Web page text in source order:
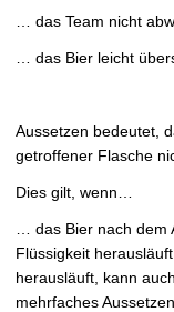
… das Team nicht
… das Bier leicht
Aussetzen bedeutet,
getroffener Flasche
Dies gilt, wenn…
… das Bier nach
Flüssigkeit
herausläuft, kann
mehrfaches